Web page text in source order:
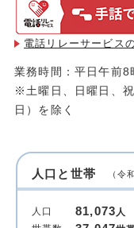
電話リレーサービス
業務時間：平日午前
※土曜日、日曜日、
日）を除く
人口と世帯 （令
人口 81,073人